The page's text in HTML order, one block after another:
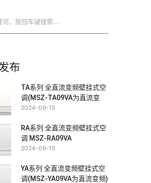
布
TA系列 全直流变频壁挂式空
调(MSZ-TA09VA为直流变
频)
2024-09-15
RA系列 全直流变频壁挂式空
调 MSZ-RA09VA
2024-09-15
YA系列 全直流变频壁挂式空
调(MSZ-YA09VA为直流变频)